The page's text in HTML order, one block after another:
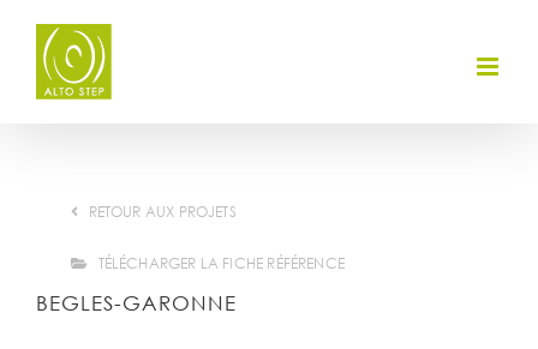
content
RETOUR AUX PROJETS
TÉLÉCHARGER LA FICHE RÉFÉRENCE
BEGLES-GARONNE